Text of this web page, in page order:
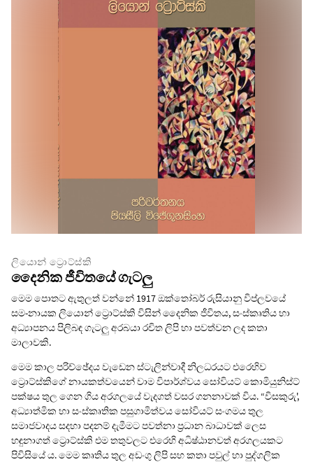
ලියොන් ට්‍රොට්ස්කි
දෛනික ජීවිතයේ ගැටලු
මෙම පොතට ඇතුලත් වන්නේ 1917 ඔක්තෝබර් රුසියානු විප්ලවයේ
සම-නායක ලියොන් ට්‍රොට්ස්කි විසින් දෛනික ජීවිතය, සංස්කෘතිය හා
අධ්‍යාපනය පිලිබඳ ගැටලු අරබයා රචිත ලිපි හා පවත්වන ලද කතා
මාලාවකි.
මෙම කාල පරිච්ඡේදය වැඩෙන ස්ටැලින්වාදී නිලධරයට එරෙහිව
ට්‍රොට්ස්කිගේ නායකත්වයෙන් වාම විපාර්ශ්වය සෝවියට් කොමියුනිස්ට්
පක්ෂය තුල ගෙන ගිය අරගලයේ වැදගත් වසර ගනනාවක් විය. “විසකුරු',
අධ්‍යාත්මික හා සංස්කෘතික පසුගාමිත්වය සෝවියට් සංගමය තුල
සමාජවාදය සදහා පදනම් දැමීමට පවත්නා ප්‍රධාන බාධාවක් ලෙස
හඳුනාගත් ට්‍රොට්ස්කි එම තතුවලට එරෙහි අධිෂ්ඨානවත් අරගලයකට
පිවිසියේ ය. මෙම කෘතිය තුල අඩංගු ලිපි සහ කතා පවුල් හා පුද්ගලික